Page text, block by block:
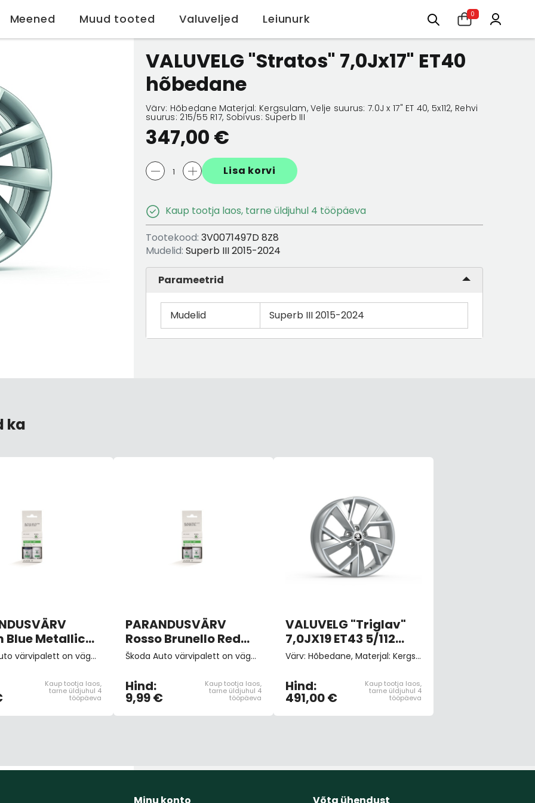
Meened Muud tooted Valuveljed Leiunurk 0
VALUVELG "Stratos" 7,0Jx17" ET40
hõbedane
Värv: Hõbedane Materjal: Kergsulam, Velje suurus: 7.0J x 17" ET 40, 5x112, Rehvi
suurus: 215/55 R17, Sobivus: Superb III
347,00 €
Lisa korvi
Kaup tootja laos, tarne üldjuhul 4 tööpäeva
Tootekood: 3V0071497D 8Z8
Mudelid: Superb III 2015-2024
Parameetrid
Mudelid Superb III 2015-2024
ka
Blue Metallic
8D8D
Škoda Auto värvipalett on väga lai. Saate neid kasutada mitte ainult kriimustuste parandamiseks, vaid ka sõiduki värvkatte väiksemate kahjustuste parandamiseks.
Kaup tootja laos,
tarne üldjuhul 4
tööpäeva
PARANDUSVÄRV
Rosso Brunello Red
9893/F3X/X7X7
Škoda Auto värvipalett on väga lai. Saate neid kasutada mitte ainult kriimustuste parandamiseks, vaid ka sõiduki värvkatte väiksemate kahjustuste parandamiseks.
Hind:
9,99 €
Kaup tootja laos,
tarne üldjuhul 4
tööpäeva
VALUVELG "Triglav"
7,0JX19 ET43 5/112
Hõbedane
Värv: Hõbedane, Materjal: Kergsulam, Velje suurus: 7,0 J x 19" ET 43, 5x112, Rehvi suurus: 235/50 R19, Sobivus: Kodiaq
Hind:
491,00 €
Kaup tootja laos,
tarne üldjuhul 4
tööpäeva
ESIMENE PIDURIKETAS 276X24
141,17 € 70,59 €
ESIMENE PIDURIKETAS 288X25
5/100
152,45 € 76,22 €
ESIMENE PIDURIKETAS
88,26 € 44,13 €